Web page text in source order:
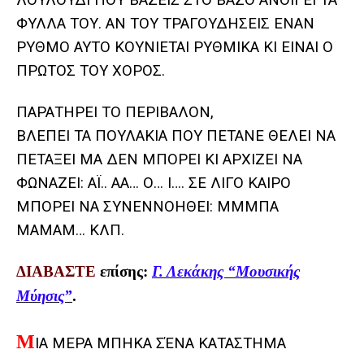
ΦΥΛΛΑ ΤΟΥ. ΑΝ ΤΟΥ ΤΡΑΓΟΥΔΗΣΕΙΣ ΕΝΑΝ
ΡΥΘΜΟ ΑΥΤΟ ΚΟΥΝΙΕΤΑΙ ΡΥΘΜΙΚΑ ΚΙ ΕΙΝΑΙ Ο
ΠΡΩΤΟΣ ΤΟΥ ΧΟΡΟΣ.
ΠΑΡΑΤΗΡΕΙ ΤΟ ΠΕΡΙΒΑΛΟΝ,
ΒΛΕΠΕΙ ΤΑ ΠΟΥΛΑΚΙΑ ΠΟΥ ΠΕΤΑΝΕ ΘΕΛΕΙ ΝΑ
ΠΕΤΑΞΕΙ ΜΑ ΔΕΝ ΜΠΟΡΕΙ ΚΙ ΑΡΧΙΖΕΙ ΝΑ
ΦΩΝΑΖΕΙ: ΑΪ.. ΑΑ… Ο… Ι…. ΣΕ ΛΙΓΟ ΚΑΙΡΟ
ΜΠΟΡΕΙ ΝΑ ΣΥΝΕΝΝΟΗΘΕΙ: ΜΜΜΠΑ
ΜΑΜΑΜ… ΚΛΠ.
ΔΙΑΒΑΣΤΕ επίσης: Γ. Λεκάκης “Μουσικής
Μύησις”.
ΜΙΑ ΜΕΡΑ ΜΠΗΚΑ ΣΈΝΑ ΚΑΤΑΣΤΗΜΑ